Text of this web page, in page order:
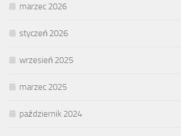
marzec 2026
styczeń 2026
wrzesień 2025
marzec 2025
październik 2024